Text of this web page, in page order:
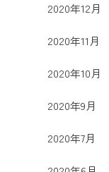
2020年12月
2020年11月
2020年10月
2020年9月
2020年7月